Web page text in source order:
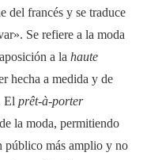
del francés y se traduce
Se refiere a la moda
a la haute
hecha a medida y de
El prêt-à-porter
la moda, permitiendo
público más amplio y no